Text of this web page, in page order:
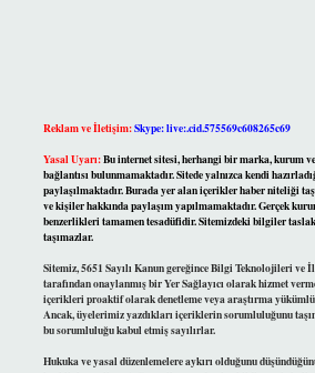
Reklam ve İletişim:Skype: live:.cid.575569c608265c69
Yasal Uyarı:Bu internet sitesi, herhangi bir marka, kurum
bağlantısı bulunmamaktadır. Sitede yalnızca kendi
paylaşılmaktadır. Burada yer alan içerikler haber niteliği
ve kişiler hakkında paylaşım yapılmamaktadır. Gerçek
benzerlikleri tamamen tesadüfidir. Sitemizdeki bilgiler
taşımazlar.
Sitemiz, 5651 Sayılı Kanun gereğince Bilgi Teknolojileri ve
tarafından onaylanmış bir Yer Sağlayıcı olarak hizmet
içerikleri proaktif olarak denetleme veya araştırma
Ancak, üyelerimiz yazdıkları içeriklerin sorumluluğunu
bu sorumluluğu kabul etmiş sayılırlar.
Hukuka ve yasal düzenlemelere aykırı olduğunu